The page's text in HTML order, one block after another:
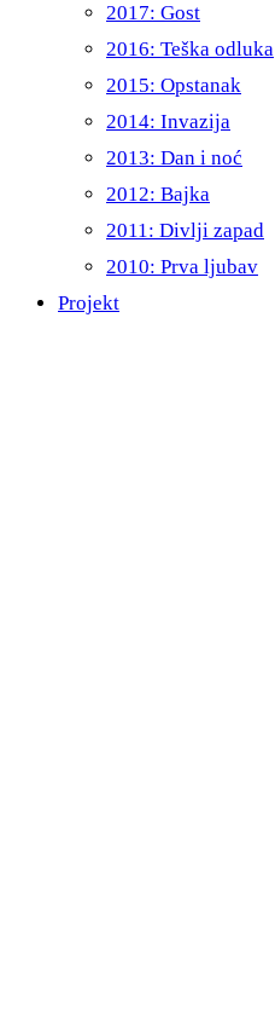
2017: Gost
2016: Teška odluka
2015: Opstanak
2014: Invazija
2013: Dan i noć
2012: Bajka
2011: Divlji zapad
2010: Prva ljubav
Projekt